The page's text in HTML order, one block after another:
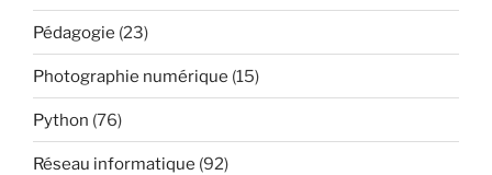
Pédagogie (23)
Photographie numérique (15)
Python (76)
Réseau informatique (92)